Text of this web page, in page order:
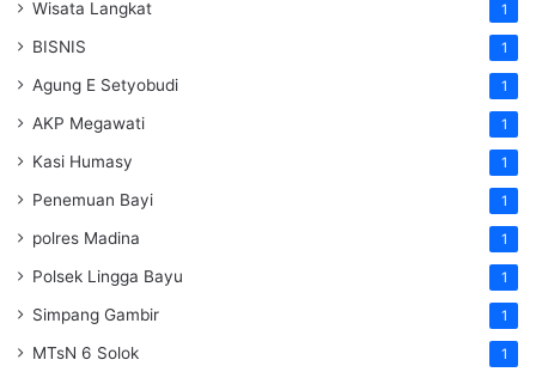
Wisata Langkat 1
BISNIS 1
Agung E Setyobudi 1
AKP Megawati 1
Kasi Humasy 1
Penemuan Bayi 1
polres Madina 1
Polsek Lingga Bayu 1
Simpang Gambir 1
MTsN 6 Solok 1